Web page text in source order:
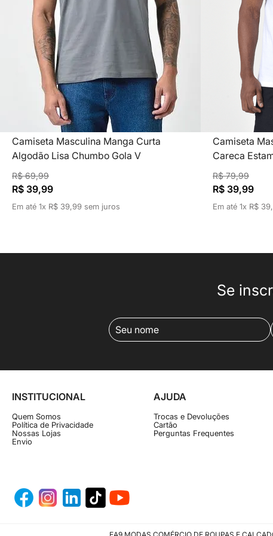
Camiseta Masculina Manga Curta
Algodão Lisa Chumbo Gola V
R$ 69,99
R$ 39,99
Em até 1x R$ 39,99 sem juros
Camiseta
Careca
R$ 79,99
R$ 39,99
Em até 1x R$ 39,
Se
INSTITUCIONAL
Quem Somos
Política de Privacidade
Nossas Lojas
Envio
AJUDA
Trocas e Devoluções
Cartão
Perguntas Frequentes